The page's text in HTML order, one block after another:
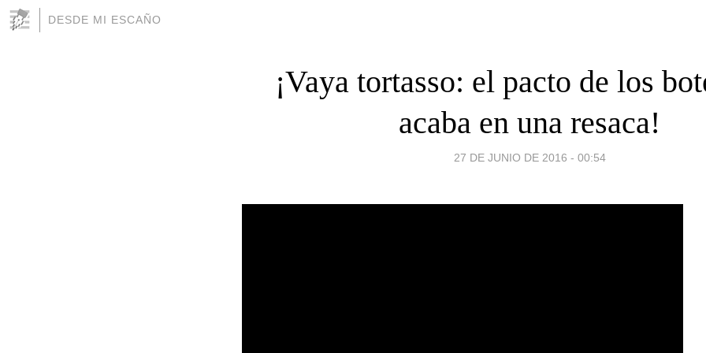
DESDE MI ESCAÑO
¡Vaya tortasso: el pacto de los
acaba en una resaca!
27 DE JUNIO DE 2016 - 00:54